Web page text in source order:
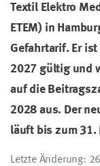
Textil Elektro
ETEM) in
Gefahrtarif. Er ist
2027 gültig und
auf die
2028 aus. Der
läuft bis zum 31.
Letzte Änderung: